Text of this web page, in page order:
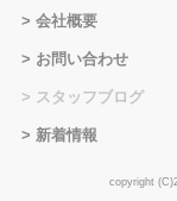
会社概要
お問い合わせ
スタッフブログ
新着情報
copyright